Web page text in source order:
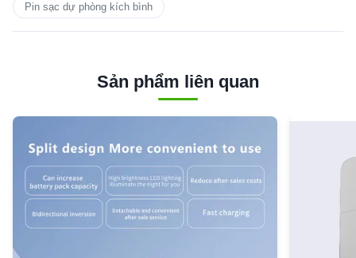
Pin sạc dự phòng kích bình
Sản phẩm liên quan